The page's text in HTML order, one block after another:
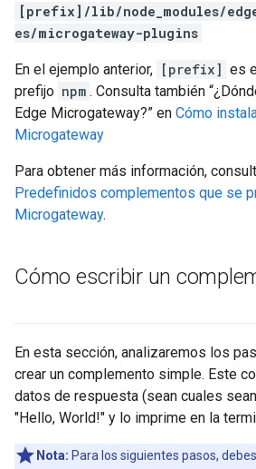
[prefix]/lib/node_modules/
es/microgateway-plugins
En el ejemplo anterior, [prefix] es
prefijo npm . Consulta también
Edge Microgateway?” en Cómo
Microgateway
Para obtener más información,
Predefinidos complementos que se
Microgateway.
Cómo escribir un
En esta sección, analizaremos los
crear un complemento simple. Este
datos de respuesta (sean cuales
"Hello, World!" y lo imprime en la
Nota: Para los siguientes pasos,